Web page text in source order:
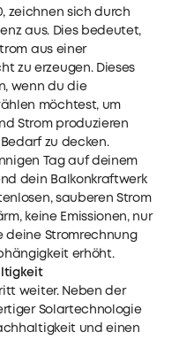
zeichnen sich durch
aus. Dies bedeutet,
aus einer
zu erzeugen. Dieses
wenn du die
möchtest, um
Strom produzieren
zu decken.
Tag auf deinem
dein Balkonkraftwerk
sauberen Strom
keine Emissionen, nur
deine Stromrechnung
erhöht.
weiter. Neben der
Solartechnologie
und einen